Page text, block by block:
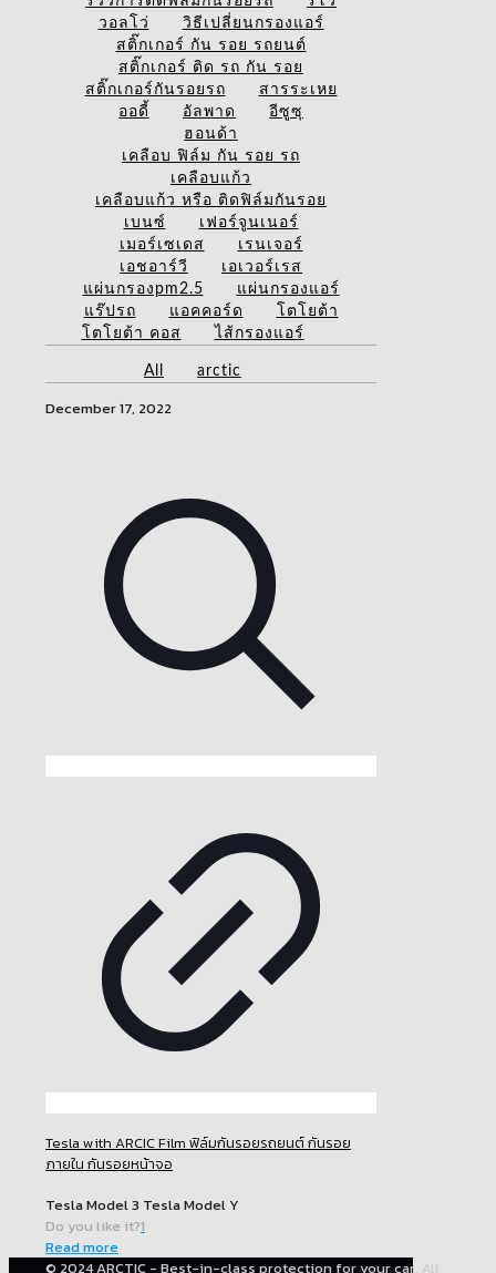
วอลโว่
วิธีเปลี่ยนกรองแอร์
สติ๊กเกอร์ กัน รอย รถยนต์
สติ๊กเกอร์ ติด รถ กัน รอย
สติ๊กเกอร์กันรอยรถ
สารระเหย
ออดี้
อัลพาด
อีซูซุ
ฮอนด้า
เคลือบ ฟิล์ม กัน รอย รถ
เคลือบแก้ว
เคลือบแก้ว หรือ ติดฟิล์มกันรอย
เบนซ์
เฟอร์จูนเนอร์
เมอร์เซเดส
เรนเจอร์
เอชอาร์วี
เอเวอร์เรส
แผ่นกรองpm2.5
แผ่นกรองแอร์
แร๊ปรถ
แอคคอร์ด
โตโยต้า
โตโยต้า คอส
ไส้กรองแอร์
All arctic
December 17, 2022
Tesla with ARCIC Film ฟิล์มกันรอยรถยนต์ กันรอย
ภายใน กันรอยหน้าจอ
Tesla Model 3 Tesla Model Y
Do you like it?1
Read more
© 2024 ARCTIC - Best-in-class protection for your car. All